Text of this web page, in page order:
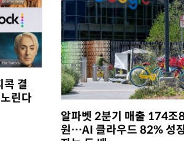
콕 결
린다
알파벳 2분기 매출 174조
원…AI 클라우드 82% 성